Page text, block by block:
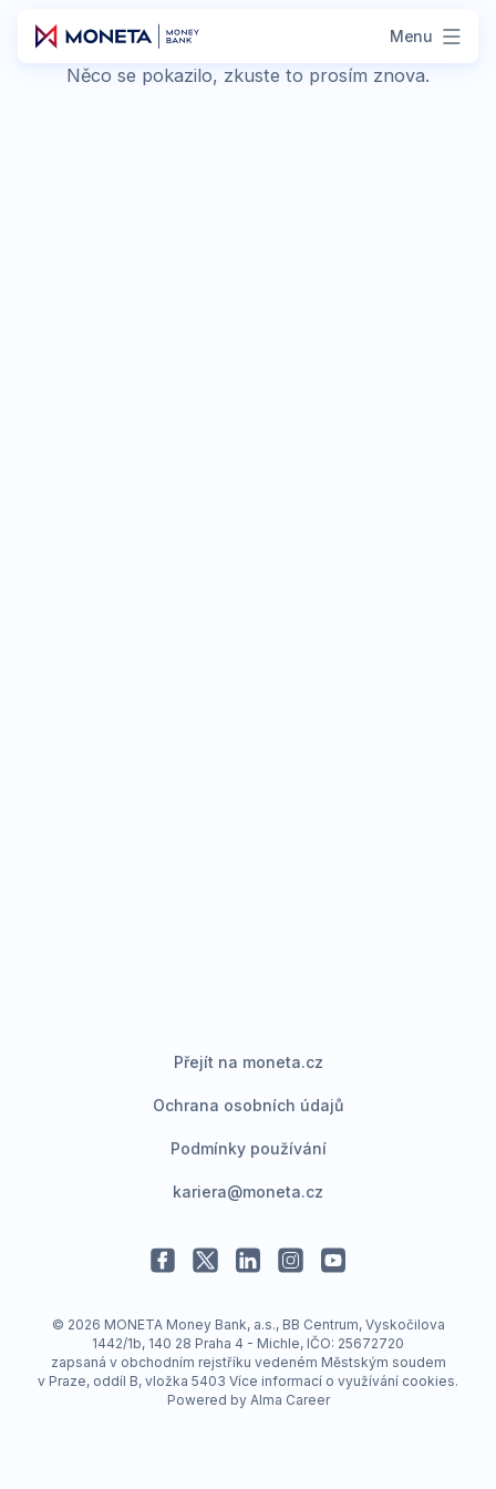
Menu
Něco se pokazilo, zkuste to prosím znova.
Přejít na moneta.cz
Ochrana osobních údajů
Podmínky používání
kariera@moneta.cz
© 2026 MONETA Money Bank, a.s., BB Centrum, Vyskočilova
1442/1b, 140 28 Praha 4 - Michle, IČO: 25672720
zapsaná v obchodním rejstříku vedeném Městským soudem
v Praze, oddíl B, vložka 5403 Více informací o využívání cookies.
Powered by Alma Career